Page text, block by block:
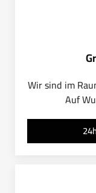
Wir sind im
Auf